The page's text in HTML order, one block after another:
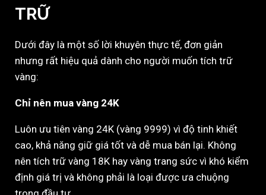
TRỮ
Dưới đây là một số lời khuyên thực tế, đơn giản
nhưng rất hiệu quả dành cho người muốn tích trữ
vàng:
Chỉ nên mua vàng 24K
Luôn ưu tiên vàng 24K (vàng 9999) vì độ tinh khiết
cao, khả năng giữ giá tốt và dễ mua bán lại. Không
nên tích trữ vàng 18K hay vàng trang sức vì khó kiểm
định giá trị và không phải là loại được ưa chuộng